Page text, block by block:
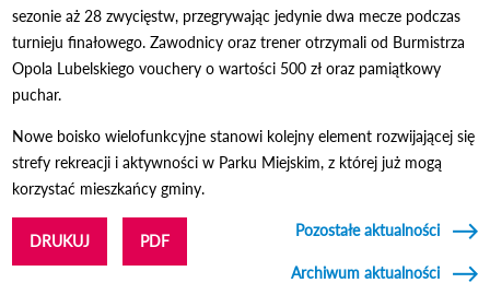
sezonie aż 28 zwycięstw, przegrywając jedynie dwa mecze podczas
turnieju finałowego. Zawodnicy oraz trener otrzymali od Burmistrza
Opola Lubelskiego vouchery o wartości 500 zł oraz pamiątkowy
puchar.
Nowe boisko wielofunkcyjne stanowi kolejny element rozwijającej się
strefy rekreacji i aktywności w Parku Miejskim, z której już mogą
korzystać mieszkańcy gminy.
DRUKUJ PDF
Pozostałe aktualności
Archiwum aktualności